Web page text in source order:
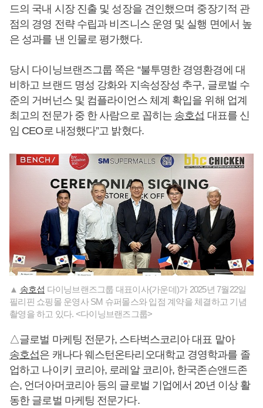
드의 국내 시장 진출 및 성장을 견인했으며 중장기적 관
점의 경영 전략 수립과 비즈니스 운영 및 실행 면에서 높
은 성과를 낸 인물로 평가했다.
당시 다이닝브랜즈그룹 쪽은 “불투명한 경영환경에 대
비하고 브랜드 명성 강화와 지속성장성 추구, 글로벌 수
준의 거버넌스 및 컴플라이언스 체계 확입을 위해 업계
최고의 전문가 중 한 사람으로 꼽히는 송호섭 대표를 신
임 CEO로 내정했다”고 밝혔다.
▲ 송호섭 다이닝브랜즈그룹 대표이사(가운데)가 2025년 7월22일
필리핀 쇼핑몰 운영사 SM 슈퍼몰스와 입점 계약을 체결하고 기념
촬영을 하고 있다. <다이닝브랜즈그룹>
△글로벌 마케팅 전문가, 스타벅스코리아 대표 맡아
송호섭은 캐나다 웨스턴온타리오대학교 경영학과를 졸
업하고 나이키 코리아, 로레알 코리아, 한국존슨앤드존
슨, 언더아머코리아 등의 글로벌 기업에서 20년 이상 활
동한 글로벌 마케팅 전문가다.